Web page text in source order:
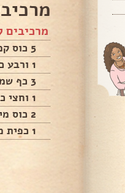
מרכיבים
5 כוס קמח
1 ורבע כף שמרים
3 כף שמן קנולה / זית
1 וחצי כף סוכר
2 כוס מים פושרים
1 כפית מלח